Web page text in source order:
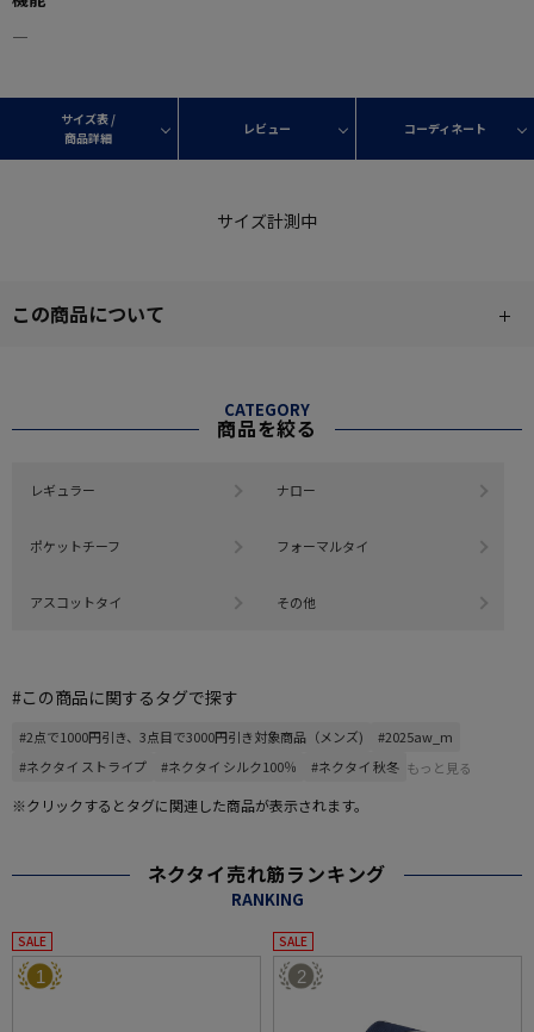
―
サイズ表 /
商品詳細
レビュー コーディネート
サイズ計測中
この商品について
CATEGORY
商品を絞る
レギュラー ナロー
ポケットチーフ フォーマルタイ
アスコットタイ その他
#この商品に関するタグで探す
#2点で1000円引き、3点目で3000円引き対象商品（メンズ)
#2025aw_m
#ネクタイ ストライプ
#ネクタイ シルク100％ #ネクタイ 秋冬 もっと見る
※クリックするとタグに関連した商品が表示されます。
ネクタイ売れ筋ランキング
RANKING
SALE
1
SALE
2